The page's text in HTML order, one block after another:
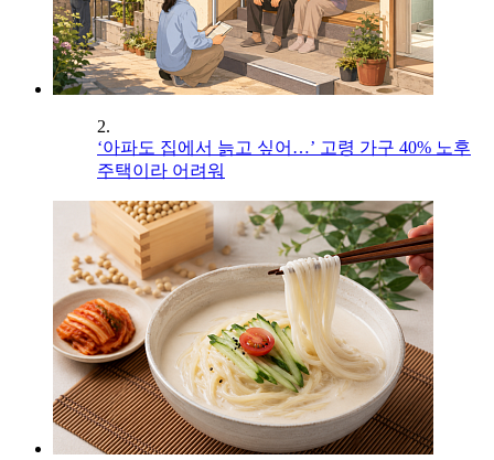
2.
‘아파도 집에서 늙고 싶어…’ 고령 가구 40% 노후
주택이라 어려워